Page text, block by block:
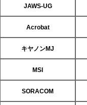
JAWS-UG
Acrobat
キヤノンMJ
MSI
SORACOM